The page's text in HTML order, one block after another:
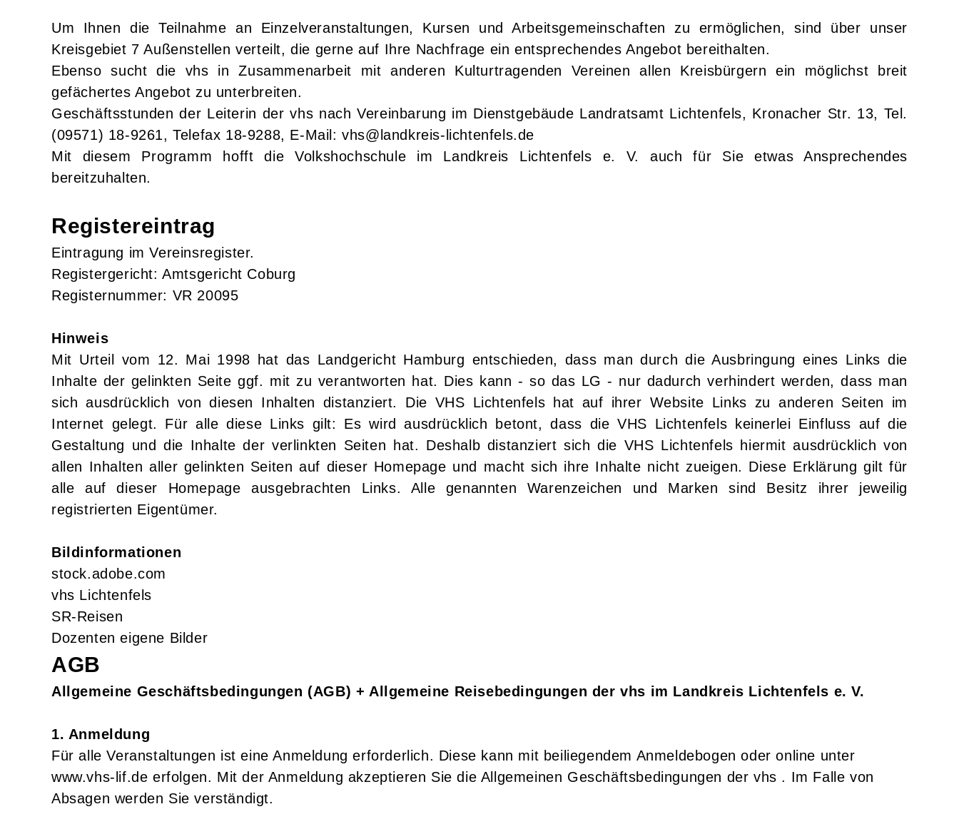
Um Ihnen die Teilnahme an Einzelveranstaltungen, Kursen und Arbeitsgemeinschaften zu ermöglichen, sind über unser
Kreisgebiet 7 Außenstellen verteilt, die gerne auf Ihre Nachfrage ein entsprechendes Angebot bereithalten.
Ebenso sucht die vhs in Zusammenarbeit mit anderen Kulturtragenden Vereinen allen Kreisbürgern ein möglichst breit
gefächertes Angebot zu unterbreiten.
Geschäftsstunden der Leiterin der vhs nach Vereinbarung im Dienstgebäude Landratsamt Lichtenfels, Kronacher Str. 13, Tel.
(09571) 18-9261, Telefax 18-9288, E-Mail: vhs@landkreis-lichtenfels.de
Mit diesem Programm hofft die Volkshochschule im Landkreis Lichtenfels e. V. auch für Sie etwas Ansprechendes
bereitzuhalten.
Registereintrag
Eintragung im Vereinsregister.
Registergericht: Amtsgericht Coburg
Registernummer: VR 20095
Hinweis
Mit Urteil vom 12. Mai 1998 hat das Landgericht Hamburg entschieden, dass man durch die Ausbringung eines Links die
Inhalte der gelinkten Seite ggf. mit zu verantworten hat. Dies kann - so das LG - nur dadurch verhindert werden, dass man
sich ausdrücklich von diesen Inhalten distanziert. Die VHS Lichtenfels hat auf ihrer Website Links zu anderen Seiten im
Internet gelegt. Für alle diese Links gilt: Es wird ausdrücklich betont, dass die VHS Lichtenfels keinerlei Einfluss auf die
Gestaltung und die Inhalte der verlinkten Seiten hat. Deshalb distanziert sich die VHS Lichtenfels hiermit ausdrücklich von
allen Inhalten aller gelinkten Seiten auf dieser Homepage und macht sich ihre Inhalte nicht zueigen. Diese Erklärung gilt für
alle auf dieser Homepage ausgebrachten Links. Alle genannten Warenzeichen und Marken sind Besitz ihrer jeweilig
registrierten Eigentümer.
Bildinformationen
stock.adobe.com
vhs Lichtenfels
SR-Reisen
Dozenten eigene Bilder
AGB
Allgemeine Geschäftsbedingungen (AGB) + Allgemeine Reisebedingungen der vhs im Landkreis Lichtenfels e. V.
1. Anmeldung
Für alle Veranstaltungen ist eine Anmeldung erforderlich. Diese kann mit beiliegendem Anmeldebogen oder online unter
www.vhs-lif.de erfolgen. Mit der Anmeldung akzeptieren Sie die Allgemeinen Geschäftsbedingungen der vhs . Im Falle von
Absagen werden Sie verständigt.